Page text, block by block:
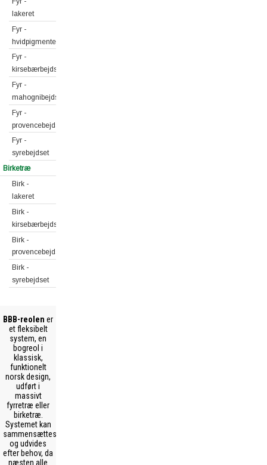
lakeret
Fyr -
hvidpigmenteret
Fyr -
kirsebærbejdset
Fyr -
mahognibejdset
Fyr -
provencebejdset
Fyr -
syrebejdset
Birketræ
Birk -
lakeret
Birk -
kirsebærbejdset
Birk -
provencebejdset
Birk -
syrebejdset
BBB-reolen er
et fleksibelt
system, en
bogreol i
klassisk,
funktionelt
norsk design,
udført i
massivt
fyrretræ eller
birketræ.
Systemet kan
sammensættes
og udvides
efter behov, da
næsten alle